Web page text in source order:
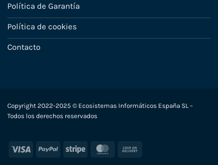
Política de Garantía
Política de cookies
Contacto
Copyright 2022-2025 © Ecosistemas Informáticos España SL –
Todos los derechos reservados
Visa PayPal Stripe MasterCard